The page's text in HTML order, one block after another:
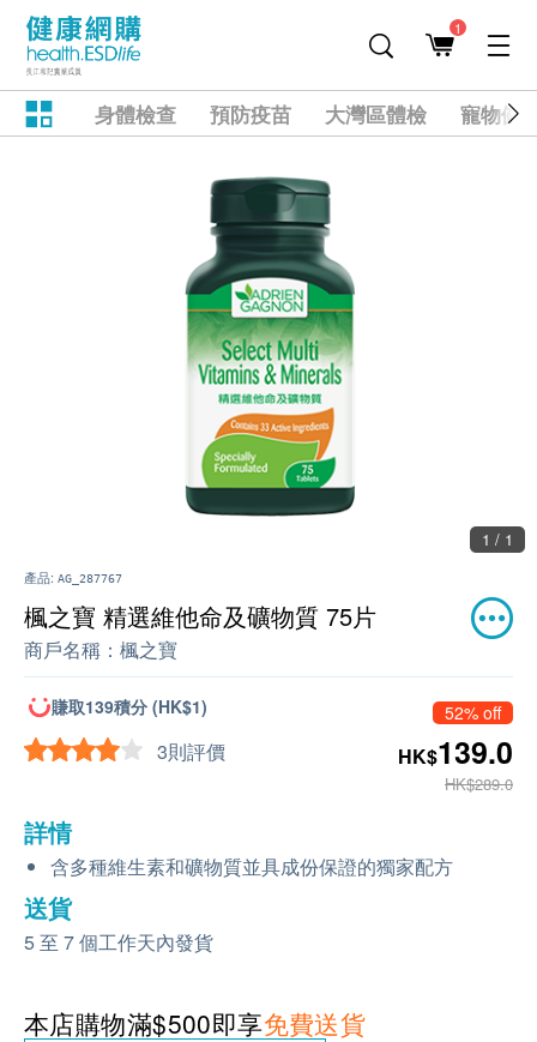
1
身體檢查 預防疫苗 大灣區體檢 寵物健
1 / 1
產品: AG_287767
楓之寶 精選維他命及礦物質 75片
商戶名稱： 楓之寶
賺取139積分 (HK$1)
3則評價
52% off
HK$139.0
HK$289.0
詳情
含多種維生素和礦物質並具成份保證的獨家配方
送貨
5 至 7 個工作天內發貨
本店購物滿$500即享免費送貨